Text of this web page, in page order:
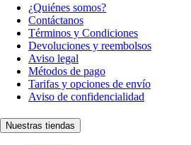
¿Quiénes somos?
Contáctanos
Términos y Condiciones
Devoluciones y reembolsos
Aviso legal
Métodos de pago
Tarifas y opciones de envío
Aviso de confidencialidad
Nuestras tiendas